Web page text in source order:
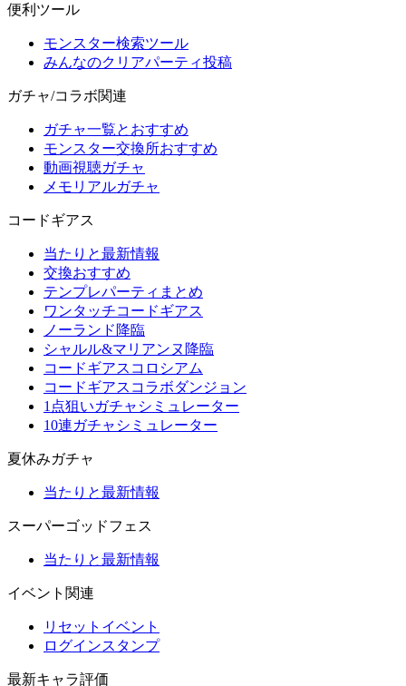
便利ツール
モンスター検索ツール
みんなのクリアパーティ投稿
ガチャ/コラボ関連
ガチャ一覧とおすすめ
モンスター交換所おすすめ
動画視聴ガチャ
メモリアルガチャ
コードギアス
当たりと最新情報
交換おすすめ
テンプレパーティまとめ
ワンタッチコードギアス
ノーランド降臨
シャルル&マリアンヌ降臨
コードギアスコロシアム
コードギアスコラボダンジョン
1点狙いガチャシミュレーター
10連ガチャシミュレーター
夏休みガチャ
当たりと最新情報
スーパーゴッドフェス
当たりと最新情報
イベント関連
リセットイベント
ログインスタンプ
最新キャラ評価